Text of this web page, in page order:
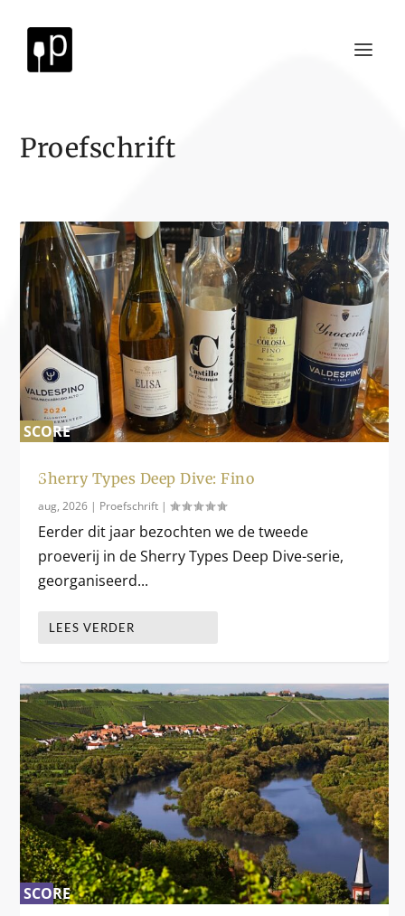
Proefschrift
SCORE
%
Sherry Types Deep Dive: Fino
aug, 2026 | Proefschrift |
Eerder dit jaar bezochten we de tweede
proeverij in de Sherry Types Deep Dive-serie,
georganiseerd...
LEES VERDER
SCORE